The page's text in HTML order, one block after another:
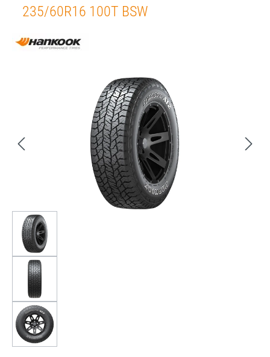
235/60R16 100T BSW
Bildergalerie überspringen